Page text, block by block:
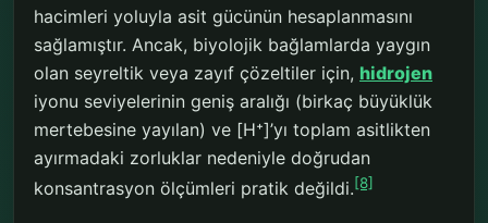
hacimleri yoluyla asit gücünün hesaplanmasını
sağlamıştır. Ancak, biyolojik bağlamlarda yaygın
olan seyreltik veya zayıf çözeltiler için, hidrojen
iyonu seviyelerinin geniş aralığı (birkaç büyüklük
mertebesine yayılan) ve [H⁺]’yı toplam asitlikten
ayırmadaki zorluklar nedeniyle doğrudan
konsantrasyon ölçümleri pratik değildi.[8]